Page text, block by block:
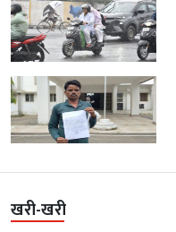
खरी-खरी